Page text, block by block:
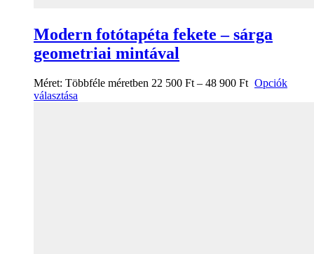
Modern fotótapéta fekete – sárga
geometriai mintával
Méret: Többféle méretben 22 500 Ft – 48 900 Ft Opciók
választása